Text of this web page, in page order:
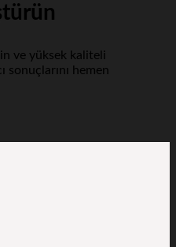
ve yüksek kaliteli
sonuçlarını hemen